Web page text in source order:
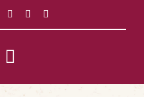
Toggle
Navigation